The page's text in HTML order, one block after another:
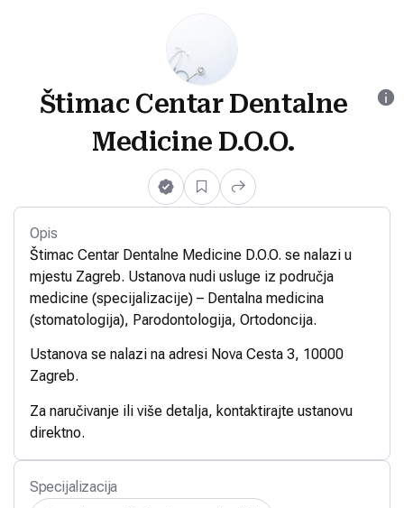
Štimac Centar Dentalne
Medicine D.O.O.
Opis
Štimac Centar Dentalne Medicine D.O.O. se nalazi u
mjestu Zagreb. Ustanova nudi usluge iz područja
medicine (specijalizacije) – Dentalna medicina
(stomatologija), Parodontologija, Ortodoncija.
Ustanova se nalazi na adresi Nova Cesta 3, 10000
Zagreb.
Za naručivanje ili više detalja, kontaktirajte ustanovu
direktno.
Specijalizacija